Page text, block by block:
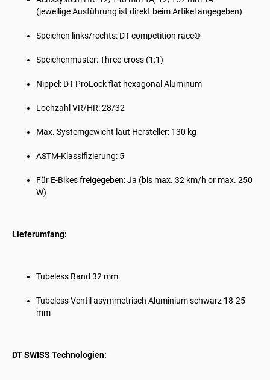
(jeweilige Ausführung ist direkt beim Artikel angegeben)
Speichen links/rechts: DT competition race®
Speichenmuster: Three-cross (1:1)
Nippel: DT ProLock flat hexagonal Aluminum
Lochzahl VR/HR: 28/32
Max. Systemgewicht laut Hersteller: 130 kg
ASTM-Klassifizierung: 5
Für E-Bikes freigegeben: Ja (bis max. 32 km/h or max. 250
W)
Lieferumfang:
Tubeless Band 32 mm
Tubeless Ventil asymmetrisch Aluminium schwarz 18-25
mm
DT SWISS Technologien: